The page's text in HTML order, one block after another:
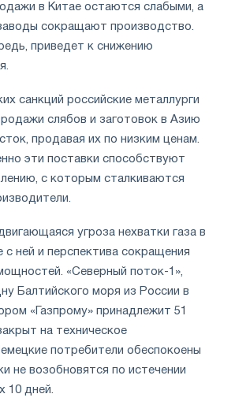
в Китае остаются слабыми, а
сокращают производство.
приведет к снижению
санкций российские металлурги
слябов и заготовок в Азию
продавая их по низким ценам.
эти поставки способствуют
с которым сталкиваются
угроза нехватки газа в
с ней и перспектива сокращения
«Северный поток-1»,
Балтийского моря из России в
«Газпрому» принадлежит 51
на техническое
потребители обеспокоены
не возобновятся по истечении
10 дней.